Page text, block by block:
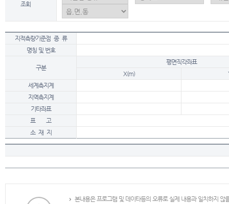
조회
지적측량기준점 종 류
명칭 및 번호
구분
평면직각좌표
X(m)
세계측지계
지역측지계
기타좌표
표 고
소 재 지
본내용은 프로그램 및 데이타등의 오류로 실제 내용과 일치하지